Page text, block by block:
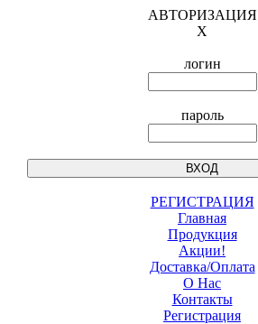
АВТОРИЗАЦИЯ
X
логин
пароль
РЕГИСТРАЦИЯ
Главная
Продукция
Акции!
Доставка/Оплата
О Нас
Контакты
Регистрация